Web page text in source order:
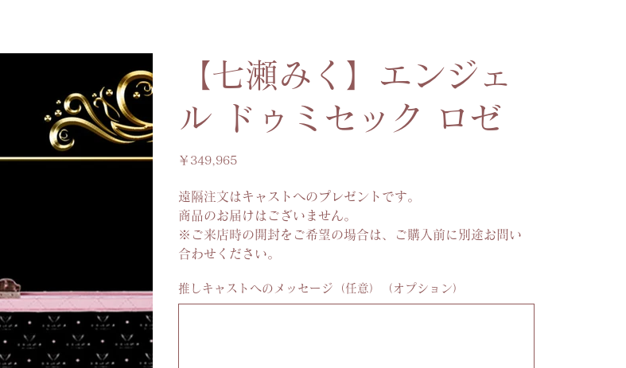
【七瀬みく】エンジェ
ル ドゥミセック ロゼ
格
￥349,965
遠隔注文はキャストへのプレゼントです。
商品のお届けはございません。
※ご来店時の開封をご希望の場合は、ご購入前に別途お問い
合わせください。
推しキャストへのメッセージ（任意）（オプション）